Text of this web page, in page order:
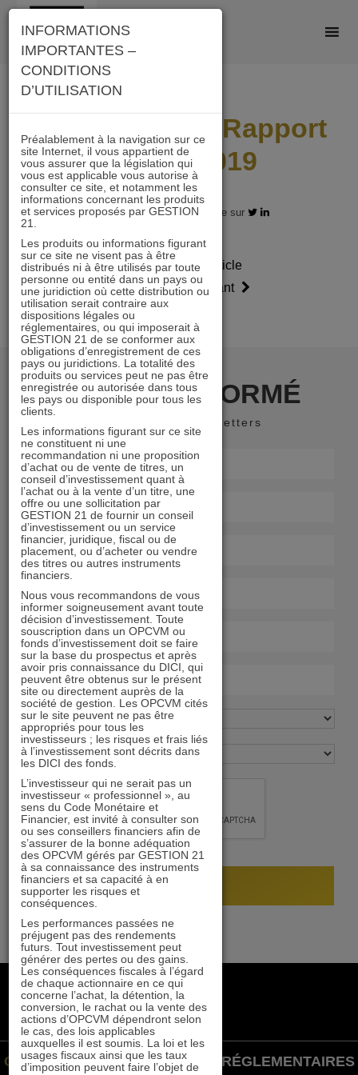
Skip
content
ACTIONS 21 – Rapport
annuel 2019
31.12.2019 - Partagez l'article sur
Article
précédent
Article
suivant
RESTER INFORMÉ
Recevoir nos newsletters
+33 1 84 79 90 24
gestion21@gestion21.fr
8 rue Volney, 75002 Paris
GESTION 21 ©INFORMATIONS RÉGLEMENTAIRES
INFORMATIONS
IMPORTANTES –
CONDITIONS
D’UTILISATION
Préalablement à la navigation sur ce
site Internet, il vous appartient de
vous assurer que la législation qui
vous est applicable vous autorise à
consulter ce site, et notamment les
informations concernant les produits
et services proposés par GESTION
21.
Les produits ou informations figurant
sur ce site ne visent pas à être
distribués ni à être utilisés par toute
personne ou entité dans un pays ou
une juridiction où cette distribution ou
utilisation serait contraire aux
dispositions légales ou
réglementaires, ou qui imposerait à
GESTION 21 de se conformer aux
obligations d’enregistrement de ces
pays ou juridictions. La totalité des
produits ou services peut ne pas être
enregistrée ou autorisée dans tous
les pays ou disponible pour tous les
clients.
Les informations figurant sur ce site
ne constituent ni une
recommandation ni une proposition
d’achat ou de vente de titres, un
conseil d’investissement quant à
l’achat ou à la vente d’un titre, une
offre ou une sollicitation par
GESTION 21 de fournir un conseil
d’investissement ou un service
financier, juridique, fiscal ou de
placement, ou d’acheter ou vendre
des titres ou autres instruments
financiers.
Nous vous recommandons de vous
informer soigneusement avant toute
décision d’investissement. Toute
souscription dans un OPCVM ou
fonds d’investissement doit se faire
sur la base du prospectus et après
avoir pris connaissance du DICI, qui
peuvent être obtenus sur le présent
site ou directement auprès de la
société de gestion. Les OPCVM cités
sur le site peuvent ne pas être
appropriés pour tous les
investisseurs ; les risques et frais liés
à l’investissement sont décrits dans
les DICI des fonds.
L’investisseur qui ne serait pas un
investisseur « professionnel », au
sens du Code Monétaire et
Financier, est invité à consulter son
ou ses conseillers financiers afin de
s’assurer de la bonne adéquation
des OPCVM gérés par GESTION 21
à sa connaissance des instruments
financiers et sa capacité à en
supporter les risques et
conséquences.
Les performances passées ne
préjugent pas des rendements
futurs. Tout investissement peut
générer des pertes ou des gains.
Les conséquences fiscales à l’égard
de chaque actionnaire en ce qui
concerne l’achat, la détention, la
conversion, le rachat ou la vente des
actions d’OPCVM dépendront selon
le cas, des lois applicables
auxquelles il est soumis. La loi et les
usages fiscaux ainsi que les taux
d’imposition peuvent faire l’objet de